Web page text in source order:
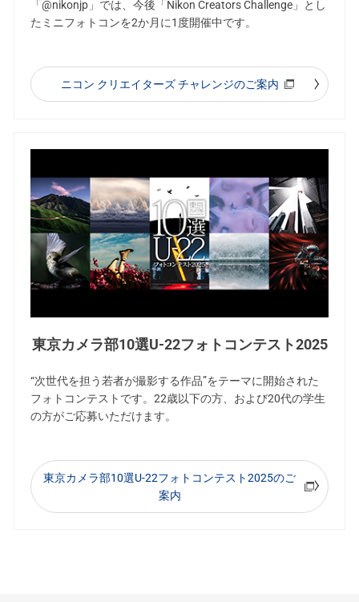
「@nikonjp」では、今後「Nikon Creators Challenge」とし
たミニフォトコンを2か月に1度開催中です。
ニコン クリエイターズ チャレンジのご案内
東京カメラ部10選U-22フォトコンテスト2025
“次世代を担う若者が撮影する作品”をテーマに開始された
フォトコンテストです。22歳以下の方、および20代の学生
の方がご応募いただけます。
東京カメラ部10選U-22フォトコンテスト2025のご
案内